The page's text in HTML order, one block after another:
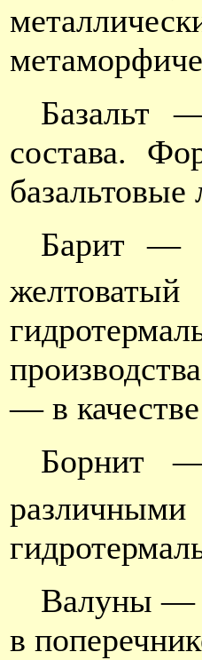
Базальт
состава.
Барит —
— в
Борнит
Валуны —
в